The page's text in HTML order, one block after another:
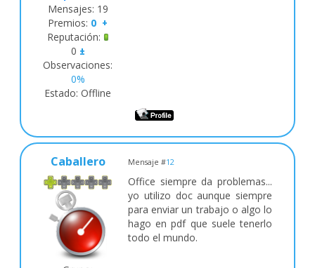
Mensajes: 19
Premios: 0 +
Reputación:
0 ±
Observaciones:
0%
Estado: Offline
Caballero Mensaje #12
Office siempre da problemas...
yo utilizo doc aunque siempre
para enviar un trabajo o algo lo
hago en pdf que suele tenerlo
todo el mundo.